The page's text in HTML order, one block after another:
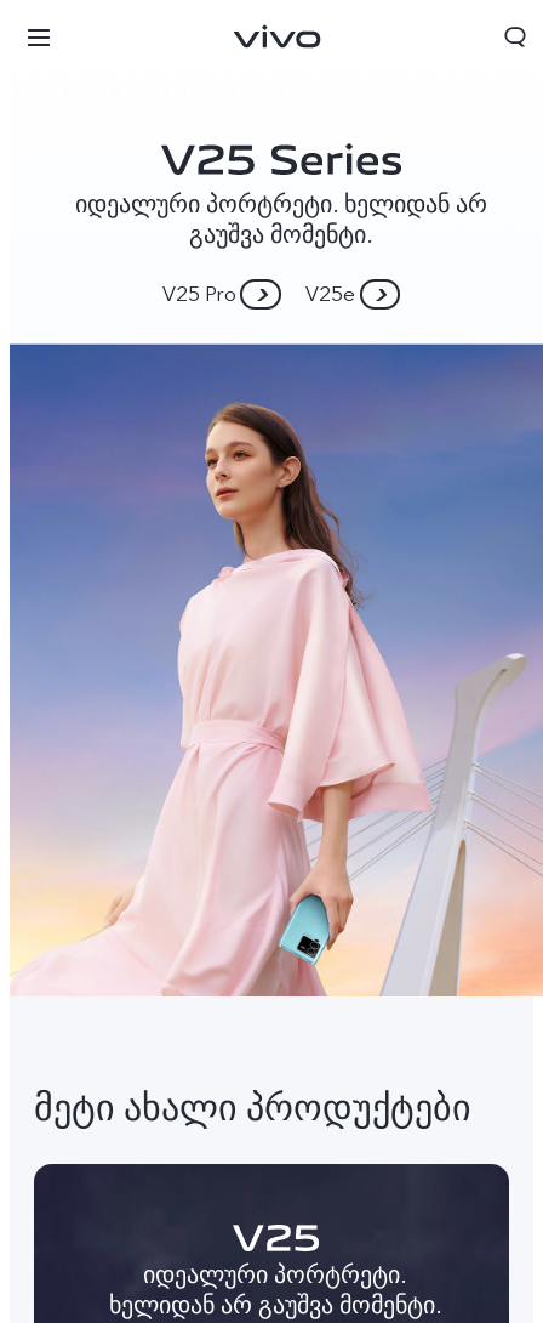
Georgia | აირჩიეთ ქვეყანა/რეგიონი
იდეალური პორტრეტი. ხელიდან არ
გაუშვა მომენტი.
V25 Pro V25e
მეტი ახალი პროდუქტები
იდეალური პორტრეტი.
ხელიდან არ გაუშვა მომენტი.